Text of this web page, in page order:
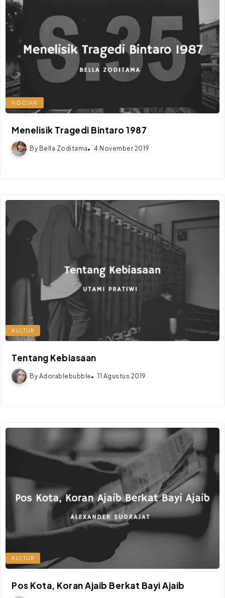
NGOJAK
Menelisik Tragedi Bintaro 1987
By Bella Zoditama 4 November 2019
KULTUR
Tentang Kebiasaan
By Adorablebubble 11 Agustus 2019
KULTUR
Pos Kota, Koran Ajaib Berkat Bayi Ajaib